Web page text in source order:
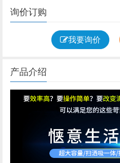
询价订购
我要询价
产品介绍